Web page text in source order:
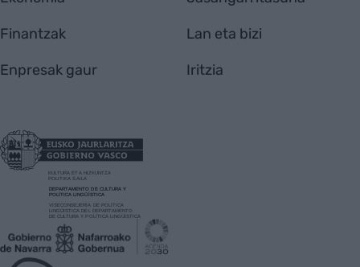
Finantzak
Enpresak gaur
Lan eta bizi
Iritzia